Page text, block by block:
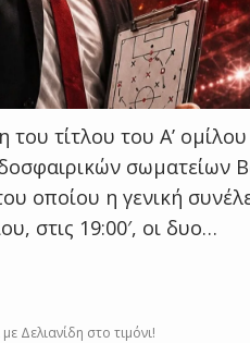
τίτλου του Α’
σωματείων
οποίου η γενική
στις 19:00′, οι δυο…
Δελιανίδη στο τιμόνι!